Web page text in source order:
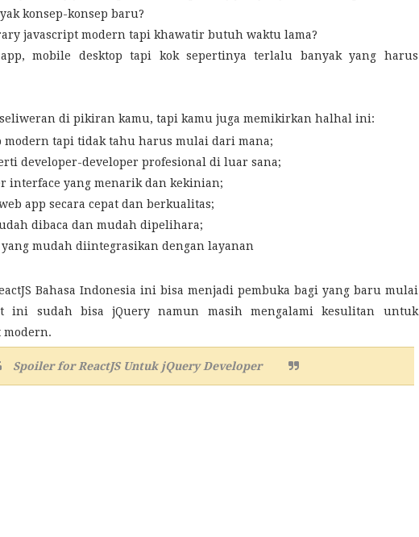
konsep-konsep baru?
javascript modern tapi khawatir butuh waktu lama?
mobile desktop tapi kok sepertinya terlalu banyak yang harus
di pikiran kamu, tapi kamu juga memikirkan halhal ini:
modern tapi tidak tahu harus mulai dari mana;
developer-developer profesional di luar sana;
interface yang menarik dan kekinian;
app secara cepat dan berkualitas;
dibaca dan mudah dipelihara;
mudah diintegrasikan dengan layanan
Bahasa Indonesia ini bisa menjadi pembuka bagi yang baru mulai
ini sudah bisa jQuery namun masih mengalami kesulitan untuk
modern.
Spoiler for ReactJS Untuk jQuery Developer